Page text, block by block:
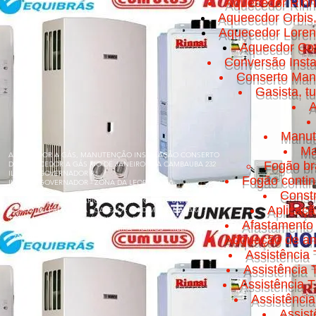
AQUECEDOR A GÁS, MANUTENÇÃO INSTALAÇÃO CONSERTO
DE AQUECEDOR A GÁS RIO DE JANEIRO RUA CAMBAUBA 232
ILHA DO GOVERNADOR RJ
ILHA DO GOVERNADOR - ZONA DA LEOPOLDINA
BONSUCESSO - BANCÁRIOS - CACUIA - CICADE UNIVERSITÁRIA
- COCOTÁ - FREGUESIA - GALEÃO - JARDIM GUANABARA -
JARDIM CARIOCA - MARÉ - OLARIA - PITANGUEIRAS -
PORTUGUESA - PRAIA DA BANDEIRA - RAMOS - RIBEIRA - TÁUA
- ZUMBI
Aquecedor
Aqueecdor Orbis,
Aquecedor
Aquecdor
Conversão
Conserto
Gasista,
Fogão
Fogão
Adquação de
Assistência
Assistência
Assistência